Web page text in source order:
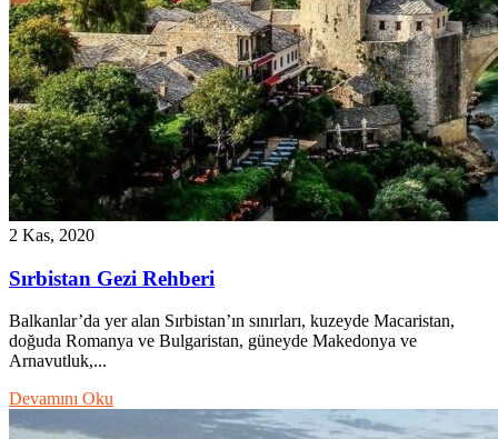
2 Kas, 2020
Sırbistan Gezi Rehberi
Balkanlar’da yer alan Sırbistan’ın sınırları, kuzeyde Macaristan,
doğuda Romanya ve Bulgaristan, güneyde Makedonya ve
Arnavutluk,...
Devamını Oku